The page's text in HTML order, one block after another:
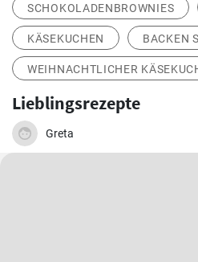
SCHOKOLADENBROWNIES
KÄSEKUCHEN BACKEN
WEIHNACHTLICHER
Lieblingsrezepte
Greta